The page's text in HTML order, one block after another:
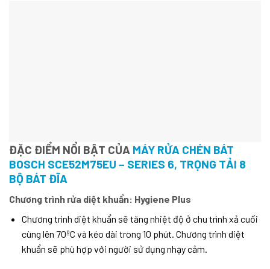
ĐẶC ĐIỂM NỔI BẬT CỦA MÁY RỬA CHÉN BÁT
BOSCH SCE52M75EU – SERIES 6, TRỌNG TẢI 8
BỘ BÁT ĐĨA
Chương trình rửa diệt khuẩn: Hygiene Plus
Chương trình diệt khuẩn sẽ tăng nhiệt độ ở chu trình xả cuối
cùng lên 70ºC và kéo dài trong 10 phút. Chương trình diệt
khuẩn sẽ phù hợp với người sử dụng nhạy cảm.